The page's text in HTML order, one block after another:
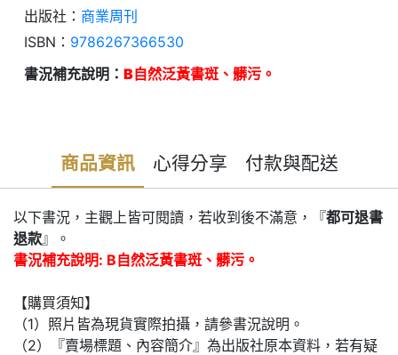
出版社： 商業周刊
ISBN： 9786267366530
書況補充說明： B自然泛黃書斑、髒污。
商品資訊 心得分享 付款與配送
以下書況，主觀上皆可閱讀，若收到後不滿意，『都可退書
退款』。
書況補充說明: B自然泛黃書斑、髒污。
【購買須知】
（1）照片皆為現貨實際拍攝，請參書況說明。
（2）『賣場標題、內容簡介』為出版社原本資料，若有疑